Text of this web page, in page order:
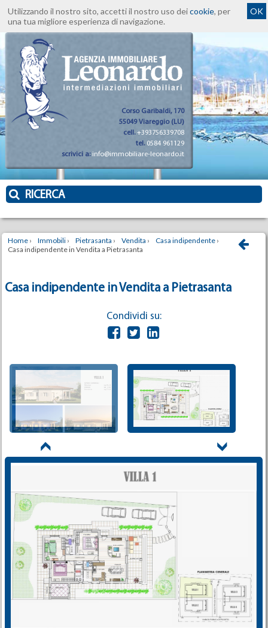
Utilizzando il nostro sito, accetti il nostro uso deicookie, per
una tua migliore esperienza di navigazione.
OK
Corso Garibaldi, 170
55049 Viareggio (LU)
cell.+393756339708
tel. 0584 961129
scrivici a: info@immobiliare-leonardo.it
RICERCA
Home › Immobili › Pietrasanta › Vendita › Casa indipendente ›
Casa indipendente in Vendita a Pietrasanta
Casa indipendente in Vendita a Pietrasanta
Condividi su: